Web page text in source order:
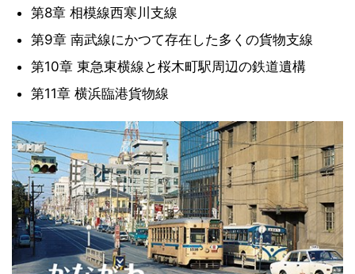
第8章 相模線西寒川支線
第9章 南武線にかつて存在した多くの貨物支線
第10章 東急東横線と桜木町駅周辺の鉄道遺構
第11章 横浜臨港貨物線